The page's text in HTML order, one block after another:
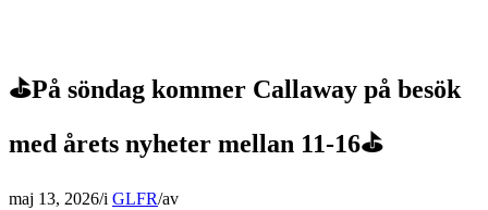
⛳På söndag kommer Callaway på besök
med årets nyheter mellan 11-16⛳
maj 13, 2026/i GLFR/av